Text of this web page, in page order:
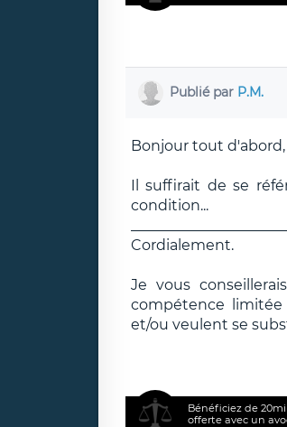
Publié par P.M.
Bonjour tout d'abord,
Il suffirait de se
condition...
Cordialement.
Je vous
compétence
et/ou veulent se
Bénéficiez de
offerte avec un